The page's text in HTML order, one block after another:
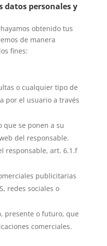
datos personales y
obtenido tus
de manera
fines:
o cualquier tipo de
por el usuario a través
que se ponen a su
del responsable.
responsable, art. 6.1.f
publicitarias
redes sociales o
presente o futuro, que
comerciales.